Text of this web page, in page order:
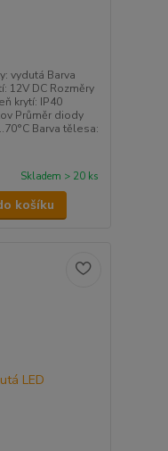
vydutá Barva
12V DC Rozměry
krytí: IP40
Průměr diody
Barva tělesa:
Skladem > 20 ks
košíku